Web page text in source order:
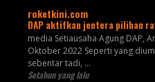
roketkini.com
DAP aktifkan jentera pilihan
media Setiausaha Agung DAP,
Oktober 2022 Seperti yang
sebentar tadi, …
Setahun yang lalu